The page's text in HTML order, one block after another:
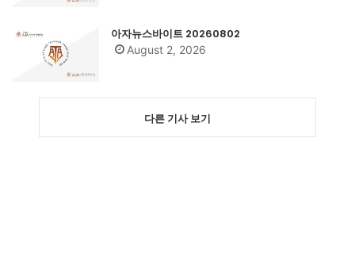
아자뉴스바이트 20260802
August 2, 2026
다른 기사 보기